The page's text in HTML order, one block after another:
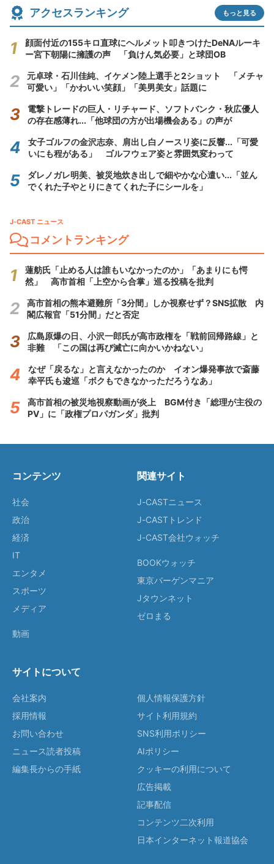
アクセスランキング もっと見る
顔面付近の155キロ直球にヘルメット叩きつけたDeNAルーキ
ー宮下朝陽に擁護の声 「負けん気必要」と球団OB
元卓球・石川佳純、イケメン陸上選手と2ショット 「メチャ
可愛い」「かわいい笑顔」「美男美女」話題に
電撃トレードの巨人・リチャード、ソフトバンク・秋広優人
の存在感薄れ...「他球団の方が出場機会ある」の声が
女子ゴルフの金沢志奈、肩出し白ノースリ姿に反響...「可愛
いにも程がある」 ゴルフウェア姿と雰囲気変わって
ダレノガレ明美、被災地炊き出しで細やかな心遣い...「並ん
でくれた子やとりにきてくれた子にシールを」
J-CAST ニュース
コメントランキング
蓮舫氏「止める人は誰もいなかったのか」「あまりにも愕
然」 高市首相「上空から合掌」巡る投稿を批判
高市首相の熊本避難所「3分間」しか視察せず？SNS拡散 内
閣広報官「51分間」だと否定
広島原爆の日、小沢一郎氏が高市政権を「戦前回帰路線」と
非難 「この国は再び滅亡に向かいかねない」
なぜ「戻るな」と言えなかったのか イオン爆発事故で斎藤
幸平氏も逡巡「ボクもできなかっただろうなあ」
高市首相の被災地視察動画が炎上 BGM付き「総理が主役の
PV」に「政権プロパガンダ」批判
コンテンツ
社会
政治
経済
IT
エンタメ
スポーツ
メディア
動画
関連サイト
J-CASTニュース
J-CASTトレンド
J-CAST会社ウォッチ
BOOKウォッチ
東京バーゲンマニア
Jタウンネット
ゼロまる
サイトについて
会社案内
採用情報
お問い合わせ
ニュース読者投稿
編集長からの手紙
個人情報保護方針
サイト利用規約
SNS利用ポリシー
AIポリシー
クッキーの利用について
広告掲載
記事配信
コンテンツ二次利用
日本インターネット報道協会